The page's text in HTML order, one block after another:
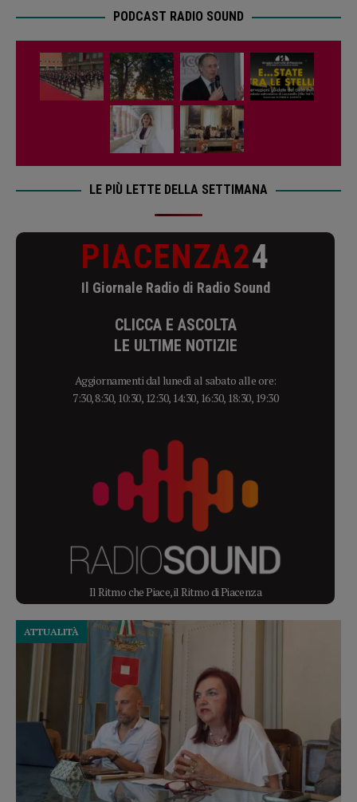
PODCAST RADIO SOUND
LE PIÙ LETTE DELLA SETTIMANA
PIACENZA24
Il Giornale Radio di Radio Sound
CLICCA E ASCOLTA
LE ULTIME NOTIZIE
Aggiornamenti dal lunedì al sabato alle ore:
7:30, 8:30, 10:30, 12:30, 14:30, 16:30, 18:30, 19:30
Il Ritmo che Piace, il Ritmo di Piacenza
ATTUALITÀ